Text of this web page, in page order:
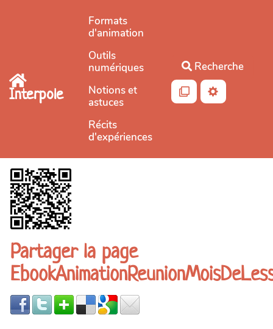
Aller au contenu principal
Interpole
Formats
d'animation
Outils
numériques
Notions et
astuces
Récits
d'expériences
Recherche
Partager la page